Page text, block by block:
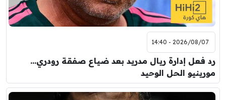
2026/08/07 - 14:40
رد فعل إدارة ريال مدريد بعد ضياع صفقة رودري…
مورينيو الحل الوحيد